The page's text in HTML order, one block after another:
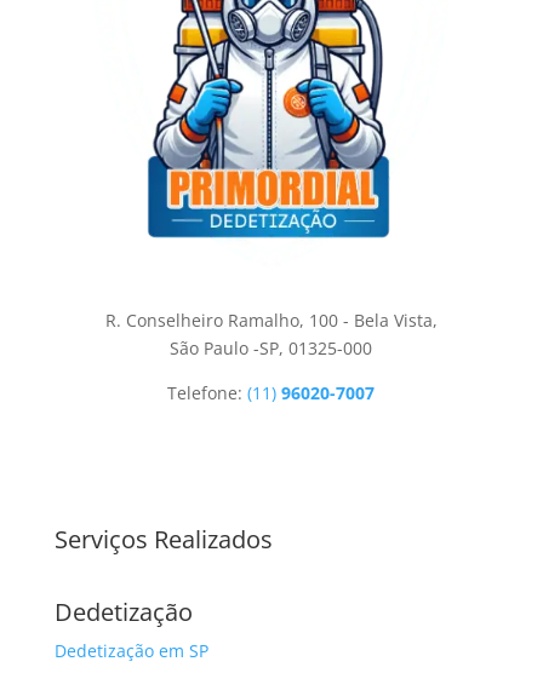
R. Conselheiro Ramalho, 100 - Bela Vista,
São Paulo -SP, 01325-000
Telefone:(11)96020-7007
Serviços Realizados
Dedetização
Dedetização em SP